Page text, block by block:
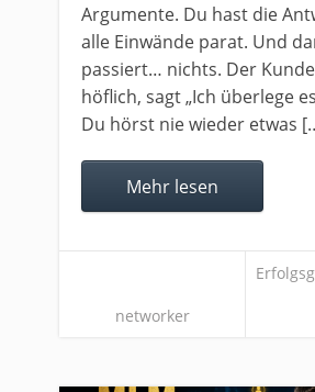
Argumente. Du hast die
alle Einwände parat. Und
passiert… nichts. Der
höflich, sagt „Ich überlege
Du hörst nie wieder etwas
Mehr lesen
networker